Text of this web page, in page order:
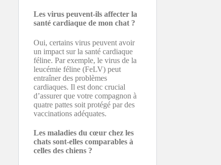
Les virus peuvent-ils affecter la
santé cardiaque de mon chat ?
Oui, certains virus peuvent avoir
un impact sur la santé cardiaque
féline. Par exemple, le virus de la
leucémie féline (FeLV) peut
entraîner des problèmes
cardiaques. Il est donc crucial
d’assurer que votre compagnon à
quatre pattes soit protégé par des
vaccinations adéquates.
Les maladies du cœur chez les
chats sont-elles comparables à
celles des chiens ?